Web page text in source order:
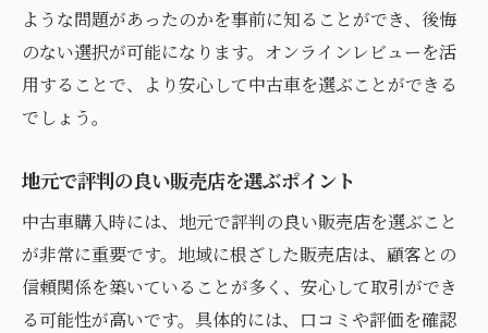
交渉時の効果的なコミュニケーション術
追加費用を含めた総額交渉のポイント
季節や時期を考慮した交渉戦略
中古車購入における試乗の重要性とその効果
試乗時に確認すべき運転感覚のポイント
異音や振動をチェックする方法
試乗コースの選び方でわかる車の性能
ような問題があったのかを事前に知ることができ、後悔
のない選択が可能になります。オンラインレビューを活
用することで、より安心して中古車を選ぶことができる
でしょう。
地元で評判の良い販売店を選ぶポイント
中古車購入時には、地元で評判の良い販売店を選ぶこと
が非常に重要です。地域に根ざした販売店は、顧客との
信頼関係を築いていることが多く、安心して取引ができ
る可能性が高いです。具体的には、口コミや評価を確認